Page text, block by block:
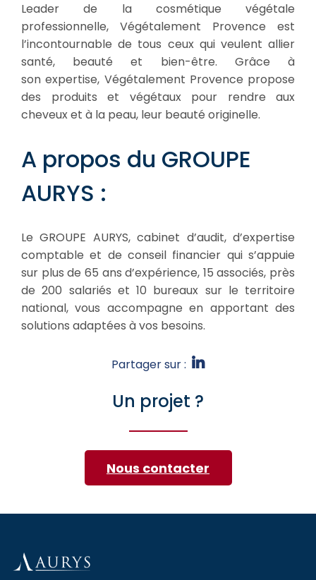
Leader de la cosmétique végétale
professionnelle, Végétalement Provence est
l’incontournable de tous ceux qui veulent allier
santé, beauté et bien-être. Grâce à
son expertise, Végétalement Provence propose
des produits et végétaux pour rendre aux
cheveux et à la peau, leur beauté originelle.
A propos du GROUPE
AURYS :
Le GROUPE AURYS, cabinet d’audit, d’expertise
comptable et de conseil financier qui s’appuie
sur plus de 65 ans d’expérience, 15 associés, près
de 200 salariés et 10 bureaux sur le territoire
national, vous accompagne en apportant des
solutions adaptées à vos besoins.
Partager sur :
Un projet ?
Nous contacter